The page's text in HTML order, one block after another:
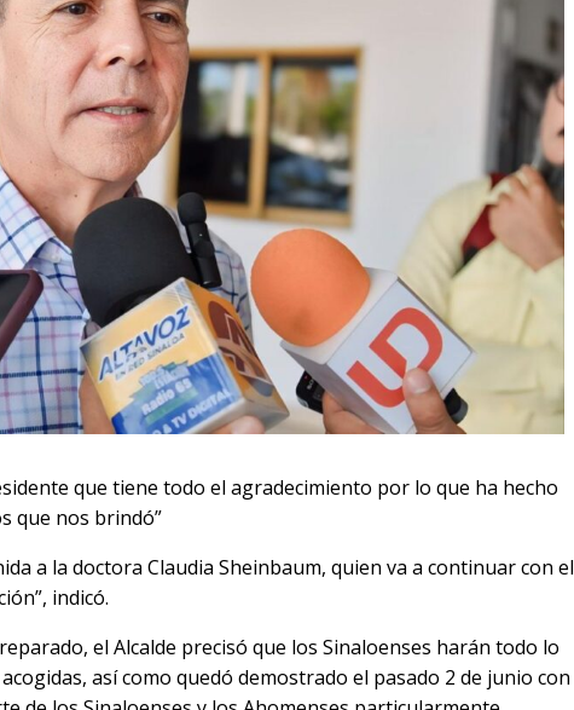
que tiene todo el agradecimiento por lo que ha hecho
que nos brindó”
a la doctora Claudia Sheinbaum, quien va a continuar con el
indicó.
el Alcalde precisó que los Sinaloenses harán todo lo
así como quedó demostrado el pasado 2 de junio con